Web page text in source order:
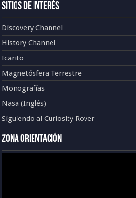
Sitios de Interés
Discovery Channel
History Channel
Icarito
Magnetósfera Terrestre
Monografías
Nasa (Inglés)
Siguiendo al Curiosity Rover
Zona Orientación